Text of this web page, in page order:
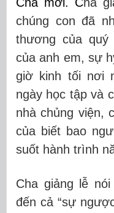
chúng con đã
thương của
của anh em, sự
giờ kinh tối nơi
ngày học tập và
nhà chủng viện,
của biết bao
suốt hành trình
Cha giảng lễ
đến cả “sự